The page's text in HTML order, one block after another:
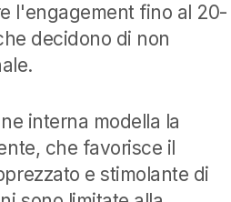
l'engagement fino al 20-
decidono di non
interna modella la
che favorisce il
e stimolante di